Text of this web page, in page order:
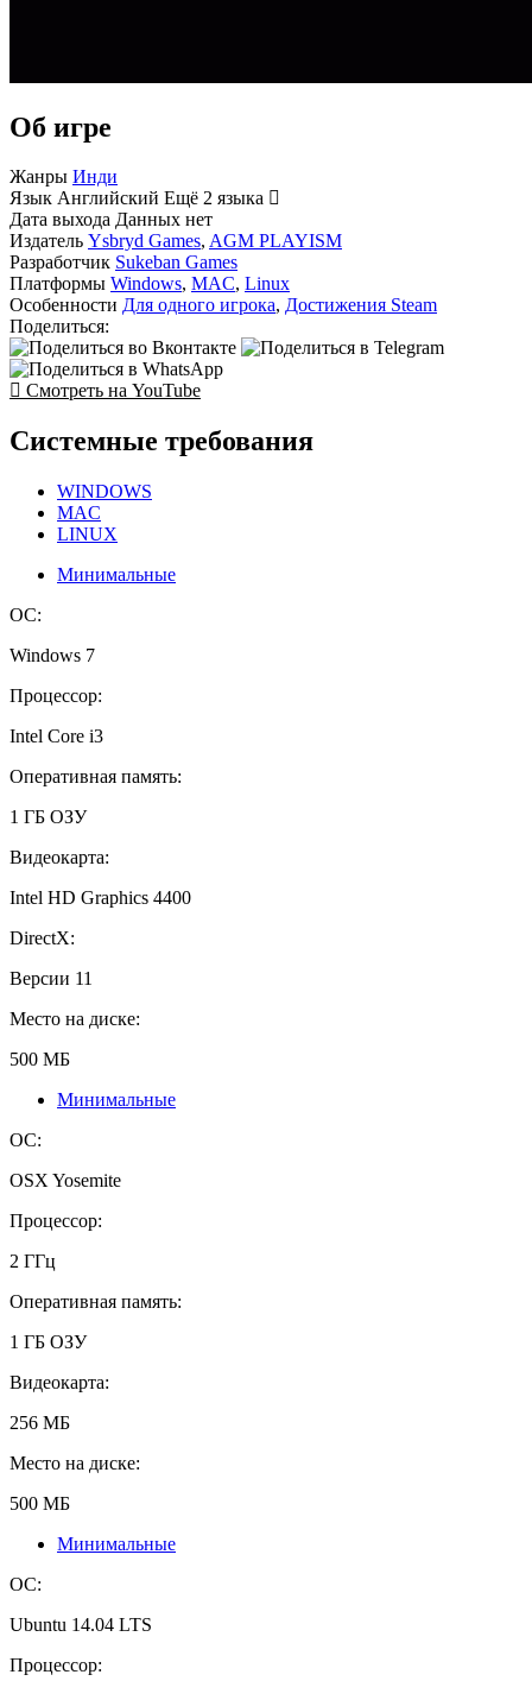
Об игре
Жанры Инди
Язык Английский Ещё 2 языка
Дата выхода Данных нет
Издатель Ysbryd Games, AGM PLAYISM
Разработчик Sukeban Games
Платформы Windows, MAC, Linux
Особенности Для одного игрока, Достижения Steam
Поделиться:
Смотреть на YouTube
Системные требования
WINDOWS
MAC
LINUX
Минимальные
ОС:
Windows 7
Процессор:
Intel Core i3
Оперативная память:
1 ГБ ОЗУ
Видеокарта:
Intel HD Graphics 4400
DirectX:
Версии 11
Место на диске:
500 МБ
Минимальные
ОС:
OSX Yosemite
Процессор:
2 ГГц
Оперативная память:
1 ГБ ОЗУ
Видеокарта:
256 МБ
Место на диске:
500 МБ
Минимальные
ОС:
Ubuntu 14.04 LTS
Процессор: